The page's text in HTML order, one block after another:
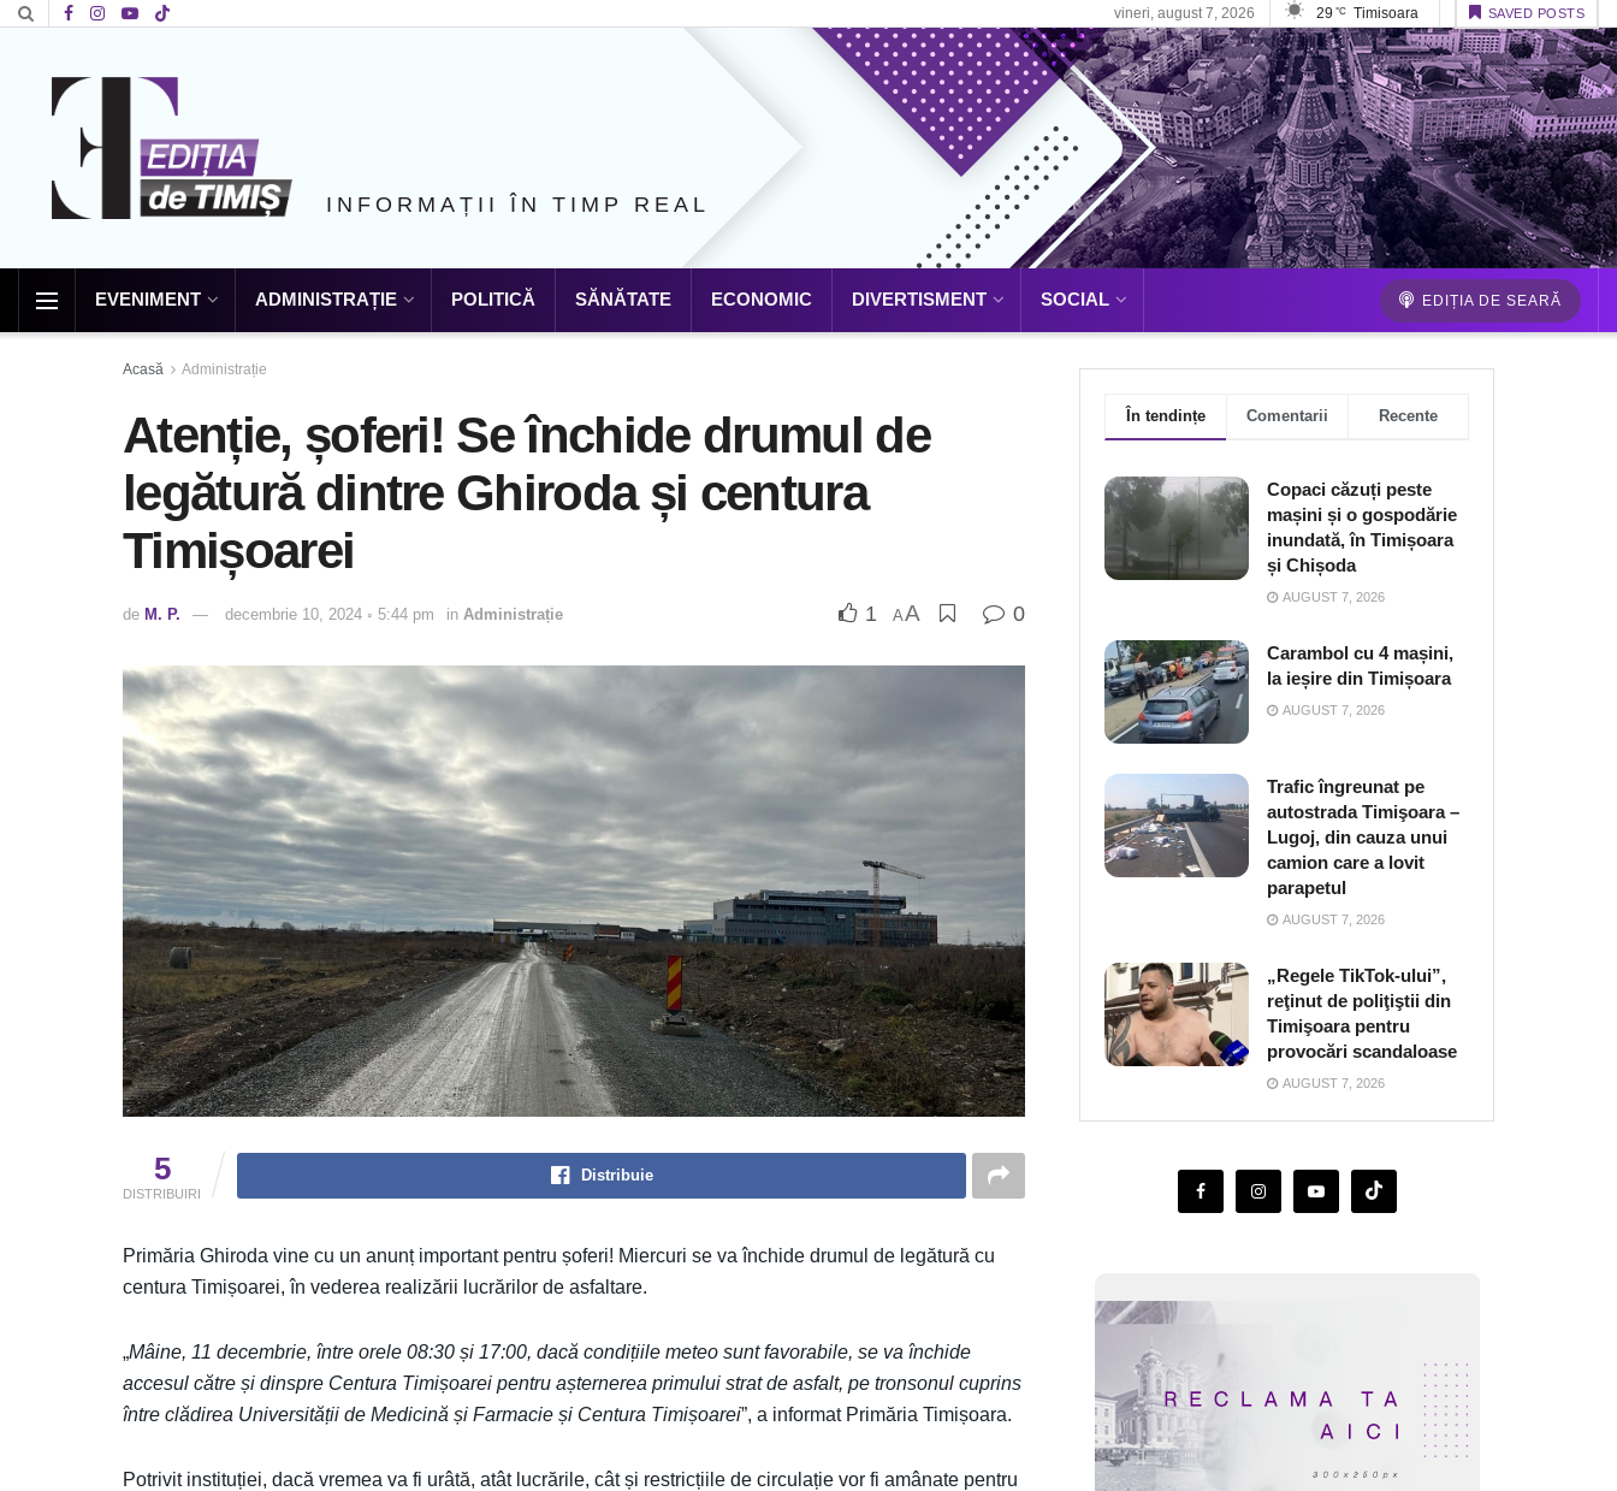
vineri, august 7, 2026 29 °C Timisoara SAVED POSTS
INFORMAȚII ÎN TIMP REAL
EVENIMENT ADMINISTRAȚIE POLITICĂ SĂNĂTATE ECONOMIC DIVERTISMENT SOCIAL EDIȚIA DE SEARĂ
Acasă Administrație
Atenție, șoferi! Se închide drumul de
legătură dintre Ghiroda și centura
Timișoarei
de M. P. decembrie 10, 2024 ◦ 5:44 pm in Administrație 1 AA 0
5
DISTRIBUIRI
Distribuie
Primăria Ghiroda vine cu un anunț important pentru șoferi! Miercuri se va închide drumul de legătură cu
centura Timișoarei, în vederea realizării lucrărilor de asfaltare.
„Mâine, 11 decembrie, între orele 08:30 și 17:00, dacă condițiile meteo sunt favorabile, se va închide
accesul către și dinspre Centura Timișoarei pentru așternerea primului strat de asfalt, pe tronsonul cuprins
între clădirea Universității de Medicină și Farmacie și Centura Timișoarei”, a informat Primăria Timișoara.
Potrivit instituției, dacă vremea va fi urâtă, atât lucrările, cât și restricțiile de circulație vor fi amânate pentru
În tendințe Comentarii Recente
Copaci căzuți peste
mașini și o gospodărie
inundată, în Timișoara
și Chișoda
AUGUST 7, 2026
Carambol cu 4 mașini,
la ieșire din Timișoara
AUGUST 7, 2026
Trafic îngreunat pe
autostrada Timişoara –
Lugoj, din cauza unui
camion care a lovit
parapetul
AUGUST 7, 2026
„Regele TikTok-ului”,
reţinut de poliţiştii din
Timişoara pentru
provocări scandaloase
AUGUST 7, 2026